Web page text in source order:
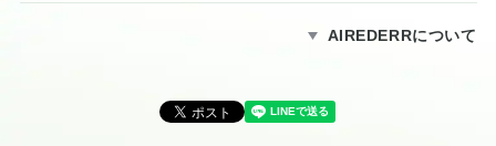
AIREDERRについて